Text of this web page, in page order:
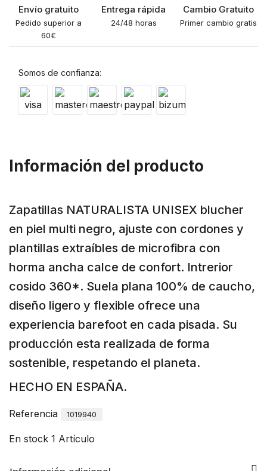
Envío gratuito
Pedido superior a
60€
Entrega rápida
24/48 horas
Cambio Gratuito
Primer cambio gratis
Somos de confianza:
Información del producto
Zapatillas NATURALISTA UNISEX blucher
en piel multi negro, ajuste con cordones y
plantillas extraíbles de microfibra con
horma ancha calce de confort. Intrerior
cosido 360*. Suela plana 100% de caucho,
diseño ligero y flexible ofrece una
experiencia barefoot en cada pisada. Su
producción esta realizada de forma
sostenible, respetando el planeta.
HECHO EN ESPAÑA.
Referencia 1019940
En stock 1 Artículo